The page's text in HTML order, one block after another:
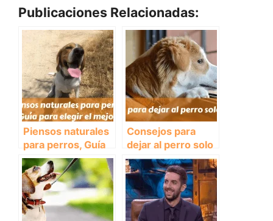
Publicaciones Relacionadas:
Piensos naturales
para perros, Guía
para elegir el
mejor
Consejos para
dejar al perro solo
en casa